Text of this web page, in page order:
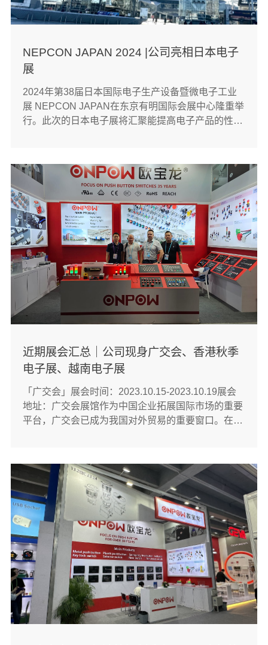
NEPCON JAPAN 2024 |公司亮相日本电子
展
2024年第38届日本国际电子生产设备暨微电子工业
展 NEPCON JAPAN在东京有明国际会展中心隆重举
行。此次的日本电子展将汇聚能提高电子产品的性能
众多来自日本和国外的设备配套厂商、电子组件生产
商、半导体生产商、汽车/设备生···
近期展会汇总｜公司现身广交会、香港秋季
电子展、越南电子展
「广交会」展会时间：2023.10.15-2023.10.19展会
地址：广交会展馆作为中国企业拓展国际市场的重要
平台，广交会已成为我国对外贸易的重要窗口。在第
来了解、洽谈。【现场人潮涌动】【公司所在展位】
【与国内外客户洽谈】【客户···